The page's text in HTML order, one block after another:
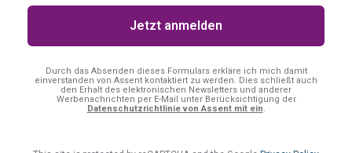
Durch das Absenden dieses Formulars erkläre ich mich damit
einverstanden von Assent kontaktiert zu werden. Dies schließt auch
den Erhalt des elektronischen Newsletters und anderer
Werbenachrichten per E-Mail unter Berücksichtigung der
Datenschutzrichtlinie von Assent mit ein.